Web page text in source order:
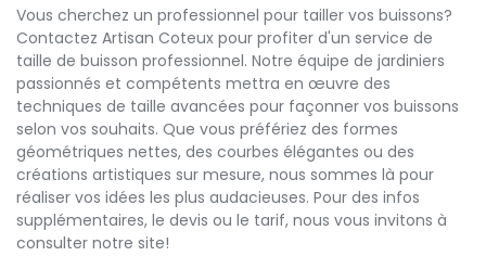
Vous cherchez un professionnel pour tailler vos buissons?
Contactez Artisan Coteux pour profiter d'un service de
taille de buisson professionnel. Notre équipe de jardiniers
passionnés et compétents mettra en œuvre des
techniques de taille avancées pour façonner vos buissons
selon vos souhaits. Que vous préfériez des formes
géométriques nettes, des courbes élégantes ou des
créations artistiques sur mesure, nous sommes là pour
réaliser vos idées les plus audacieuses. Pour des infos
supplémentaires, le devis ou le tarif, nous vous invitons à
consulter notre site!